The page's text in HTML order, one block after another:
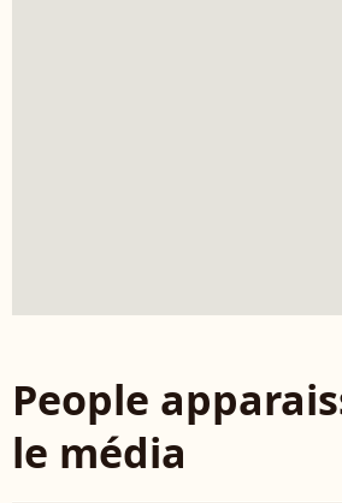
People
le média